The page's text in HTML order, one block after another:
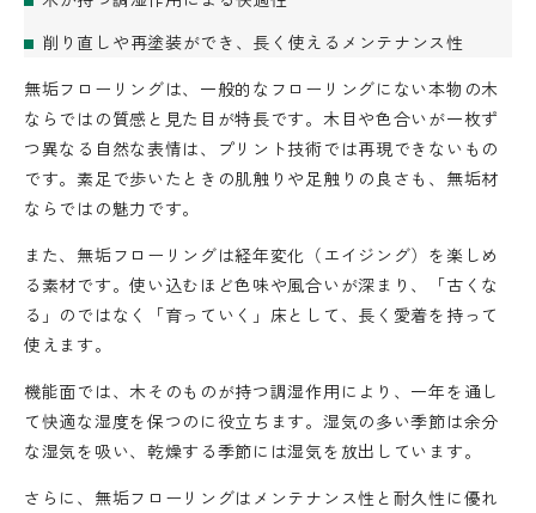
削り直しや再塗装ができ、長く使えるメンテナンス性
無垢フローリングは、一般的なフローリングにない本物の木
ならではの質感と見た目が特長です。木目や色合いが一枚ず
つ異なる自然な表情は、プリント技術では再現できないもの
です。素足で歩いたときの肌触りや足触りの良さも、無垢材
ならではの魅力です。
また、無垢フローリングは経年変化（エイジング）を楽しめ
る素材です。使い込むほど色味や風合いが深まり、「古くな
る」のではなく「育っていく」床として、長く愛着を持って
使えます。
機能面では、木そのものが持つ調湿作用により、一年を通し
て快適な湿度を保つのに役立ちます。湿気の多い季節は余分
な湿気を吸い、乾燥する季節には湿気を放出しています。
さらに、無垢フローリングはメンテナンス性と耐久性に優れ